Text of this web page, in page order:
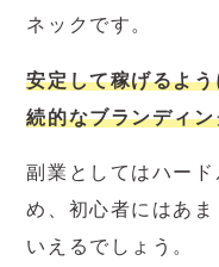
ネックです。
安定して稼げるよ
続的なブランディ
副業としてはハー
め、初心者にはあ
いえるでしょう。